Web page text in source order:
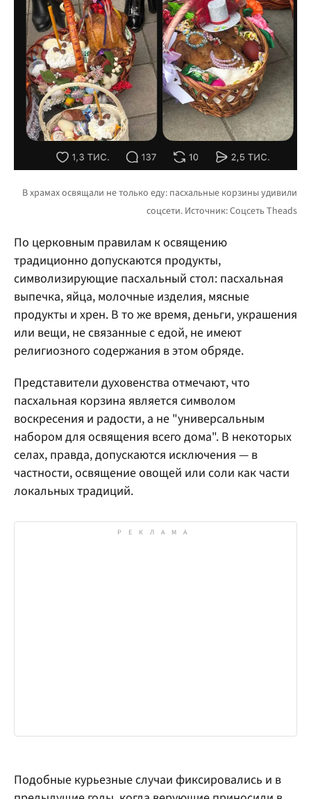
По церковным правилам к освящению
традиционно допускаются продукты,
символизирующие пасхальный стол: пасхальная
выпечка, яйца, молочные изделия, мясные
продукты и хрен. В то же время, деньги, украшения
или вещи, не связанные с едой, не имеют
религиозного содержания в этом обряде.
Представители духовенства отмечают, что
пасхальная корзина является символом
воскресения и радости, а не "универсальным
набором для освящения всего дома". В некоторых
селах, правда, допускаются исключения — в
частности, освящение овощей или соли как части
локальных традиций.
Подобные курьезные случаи фиксировались и в